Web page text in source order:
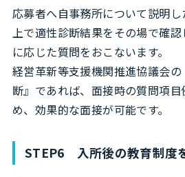
応募者へ自事務所について説明
上で適性診断結果をその場で確
に応じた質問をおこないます。
経営革新等支援機関推進協議会
断』であれば、面接時の質問項
め、効果的な面接が可能です。
STEP6 入所後の教育制度